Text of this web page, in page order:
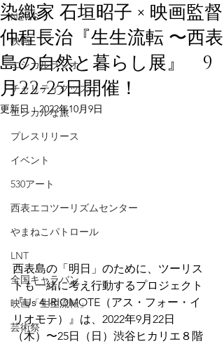
NEWS
映画
エシカルラジオ
チャリティグッズ
エシカルな旅
プレスリリース
イベント
530アート
西表エコツーリズムセンター
やまねこパトロール
LNT
全国キャラバン
映画「生生流転」
芸術祭
染織家 石垣昭子 × 映画監督
仲程長治『生生流転 〜西表
島の自然と暮らし展』 9
月22-25日開催！
更新日：2022年10月9日
西表島の「明日」のために、ツーリス
トも一緒に考え行動するプロジェクト
『Us 4 IRIOMOTE（アス・フォー・イ
リオモテ）』は、2022年9月22日
（木）〜25日（日）渋谷ヒカリエ８階